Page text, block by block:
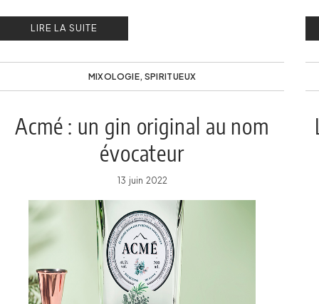
LIRE LA SUITE
MIXOLOGIE, SPIRITUEUX
Acmé : un gin original au nom
évocateur
13 juin 2022